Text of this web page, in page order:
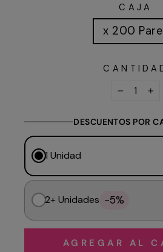
CAJA
x 200
DESCUENTOS POR
1 Unidad
2+ Unidades -5%
AGREGAR AL